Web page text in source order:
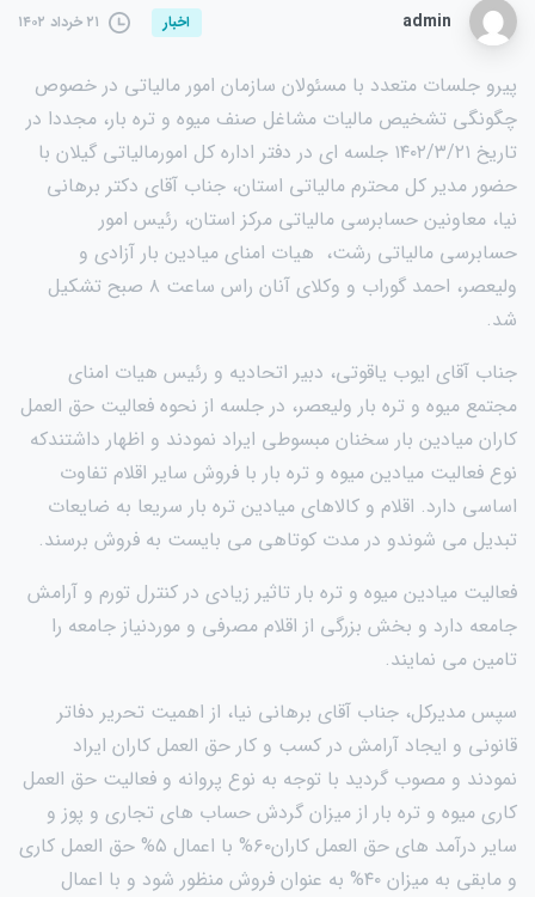
admin اخبار ۲۱ خرداد ۱۴۰۲
پیرو جلسات متعدد با مسئولان سازمان امور مالیاتی در خصوص
چگونگی تشخیص مالیات مشاغل صنف میوه و تره بار، مجددا در
تاریخ ۱۴۰۲/۳/۲۱ جلسه ای در دفتر اداره کل امورمالیاتی گیلان با
حضور مدیر کل محترم مالیاتی استان، جناب آقای دکتر برهانی
نیا، معاونین حسابرسی مالیاتی مرکز استان، رئیس امور
حسابرسی مالیاتی رشت، هیات امنای میادین بار آزادی و
ولیعصر، احمد گوراب و وکلای آنان راس ساعت ۸ صبح تشکیل
شد.
جناب آقای ایوب یاقوتی، دبیر اتحادیه و رئیس هیات امنای
مجتمع میوه و تره بار ولیعصر، در جلسه از نحوه فعالیت حق العمل
کاران میادین بار سخنان مبسوطی ایراد نمودند و اظهار داشتندکه
نوع فعالیت میادین میوه و تره بار با فروش سایر اقلام تفاوت
اساسی دارد. اقلام و کالاهای میادین تره بار سریعا به ضایعات
تبدیل می شوندو در مدت کوتاهی می بایست به فروش برسند.
فعالیت میادین میوه و تره بار تاثیر زیادی در کنترل تورم و آرامش
جامعه دارد و بخش بزرگی از اقلام مصرفی و موردنیاز جامعه را
تامین می نمایند.
سپس مدیرکل، جناب آقای برهانی نیا، از اهمیت تحریر دفاتر
قانونی و ایجاد آرامش در کسب و کار حق العمل کاران ایراد
نمودند و مصوب گردید با توجه به نوع پروانه و فعالیت حق العمل
کاری میوه و تره بار از میزان گردش حساب های تجاری و پوز و
سایر درآمد های حق العمل کاران۶۰% با اعمال ۵% حق العمل کاری
و مابقی به میزان ۴۰% به عنوان فروش منظور شود و با اعمال